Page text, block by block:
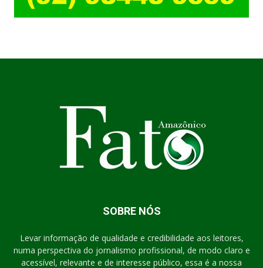
SOBRE NÓS
Levar informação de qualidade e credibilidade aos leitores,
numa perspectiva do jornalismo profissional, de modo claro e
acessível, relevante e de interesse público, essa é a nossa